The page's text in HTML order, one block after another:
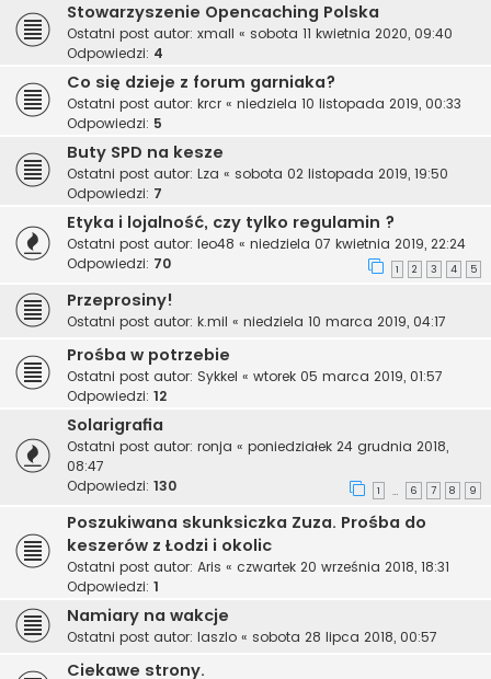
Stowarzyszenie Opencaching Polska
Ostatni post autor: xmall « sobota 11 kwietnia 2020, 09:40
Odpowiedzi: 4
Co się dzieje z forum garniaka?
Ostatni post autor: krcr « niedziela 10 listopada 2019, 00:33
Odpowiedzi: 5
Buty SPD na kesze
Ostatni post autor: Lza « sobota 02 listopada 2019, 19:50
Odpowiedzi: 7
Etyka i lojalność, czy tylko regulamin ?
Ostatni post autor: leo48 « niedziela 07 kwietnia 2019, 22:24
Odpowiedzi: 70 1 2 3 4 5
Przeprosiny!
Ostatni post autor: k.mil « niedziela 10 marca 2019, 04:17
Prośba w potrzebie
Ostatni post autor: Sykkel « wtorek 05 marca 2019, 01:57
Odpowiedzi: 12
Solarigrafia
Ostatni post autor: ronja « poniedziałek 24 grudnia 2018,
08:47
Odpowiedzi: 130 1 … 6 7 8 9
Poszukiwana skunksiczka Zuza. Prośba do
keszerów z Łodzi i okolic
Ostatni post autor: Aris « czwartek 20 września 2018, 18:31
Odpowiedzi: 1
Namiary na wakcje
Ostatni post autor: laszlo « sobota 28 lipca 2018, 00:57
Ciekawe strony.